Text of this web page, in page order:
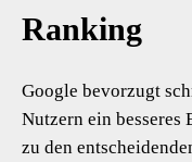
Ranking
Google bevorzugt
Nutzern ein besseres
zu den